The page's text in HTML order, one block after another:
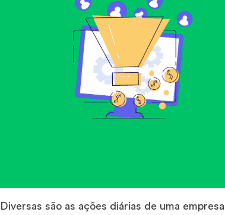
Diversas são as ações diárias de uma